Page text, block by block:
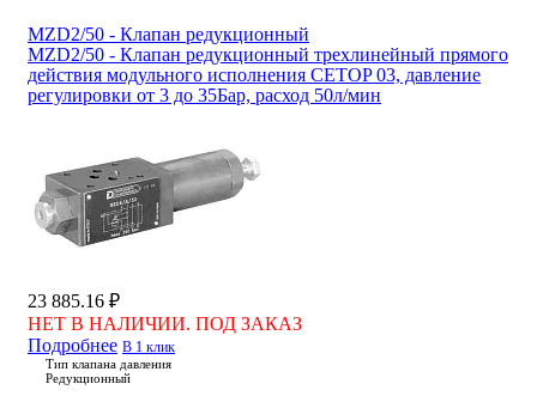
MZD2/50 - Клапан редукционный
MZD2/50 - Клапан редукционный трехлинейный прямого
действия модульного исполнения CETOP 03, давление
регулировки от 3 до 35Бар, расход 50л/мин
23 885.16 ₽
НЕТ В НАЛИЧИИ. ПОД ЗАКАЗ
Подробнее В 1 клик
Тип клапана давления
Редукционный